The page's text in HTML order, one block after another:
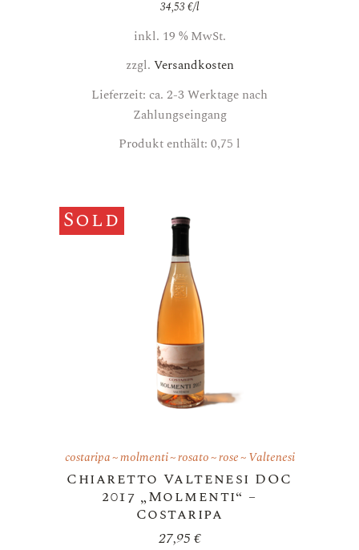
34,53 €/l
inkl. 19 % MwSt.
zzgl. Versandkosten
Lieferzeit: ca. 2-3 Werktage nach
Zahlungseingang
Produkt enthält: 0,75 l
Sold
costaripa molmenti rosato rose Valtenesi
Chiaretto Valtenesi DOC
2017 „Molmenti“ –
Costaripa
27,95€